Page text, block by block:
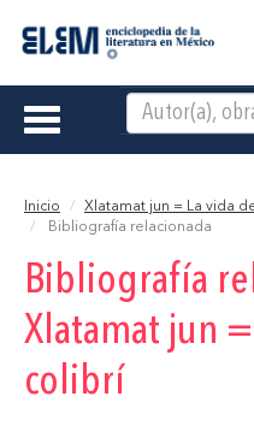
Toggle
Inicio
Xlatamat jun = La vida
Bibliografía relacionada
Bibliografía
Xlatamat jun
colibrí